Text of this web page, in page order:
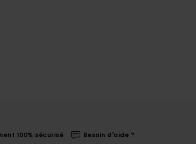
100% sécurisé Besoin d'aide ?